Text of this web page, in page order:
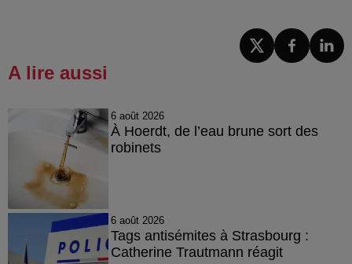
A lire aussi
6 août 2026
À Hoerdt, de l’eau brune sort des
robinets
6 août 2026
Tags antisémites à Strasbourg :
Catherine Trautmann réagit